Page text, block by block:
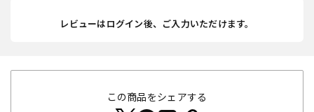
レビューはログイン後、ご入力いただけます。
この商品をシェアする